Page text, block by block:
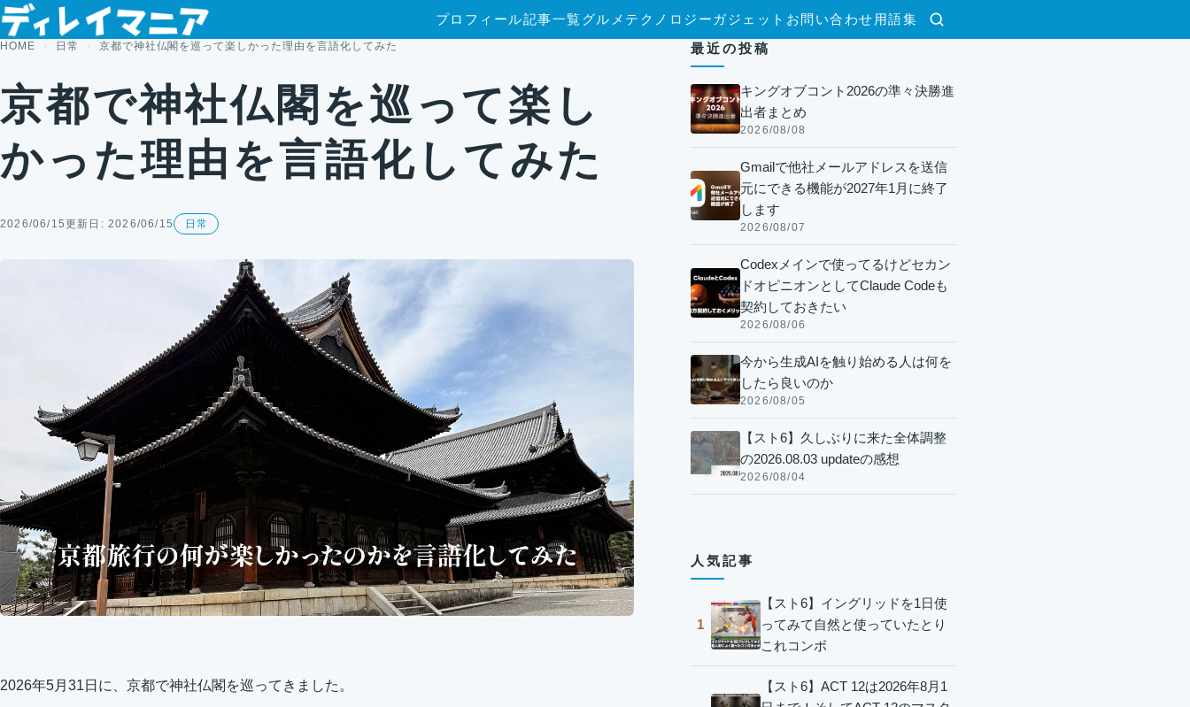
コンテンツへスキップ
検索
プロフィール記事一覧グルメ テクノロジー ガジェット お問い合わせ 用語集
HOME 日常 京都で神社仏閣を巡って楽しかった理由を言語化してみた
京都で神社仏閣を巡って楽し
かった理由を言語化してみた
2026/06/15更新日: 2026/06/15 日常
2026年5月31日に、京都で神社仏閣を巡ってきました。
最近の投稿
キングオブコント2026の準々決勝進
出者まとめ
2026/08/08
Gmailで他社メールアドレスを送信
元にできる機能が2027年1月に終了
します
2026/08/07
Codexメインで使ってるけどセカン
ドオピニオンとしてClaude Codeも
契約しておきたい
2026/08/06
今から生成AIを触り始める人は何を
したら良いのか
2026/08/05
【スト6】久しぶりに来た全体調整
の2026.08.03 updateの感想
2026/08/04
人気記事
1
【スト6】イングリッドを1日使
ってみて自然と使っていたとり
これコンボ
【スト6】ACT 12は2026年8月1